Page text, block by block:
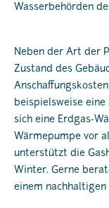
Wasserbehörden
Neben der Art der
Zustand des
beispielsweise eine
sich eine Erdgas-
Wärmepumpe vor
unterstützt die
Winter. Gerne
einem nachhaltigen